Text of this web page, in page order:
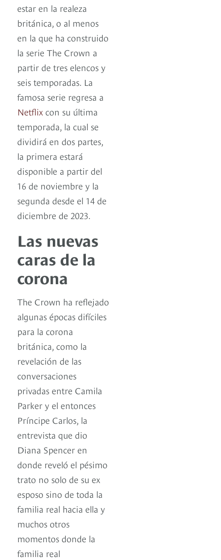
estar en la realeza
británica, o al menos
en la que ha construido
la serie The Crown a
partir de tres elencos y
seis temporadas. La
famosa serie regresa a
Netflix con su última
temporada, la cual se
dividirá en dos partes,
la primera estará
disponible a partir del
16 de noviembre y la
segunda desde el 14 de
diciembre de 2023.
Las nuevas
caras de la
corona
The Crown ha reflejado
algunas épocas difíciles
para la corona
británica, como la
revelación de las
conversaciones
privadas entre Camila
Parker y el entonces
Príncipe Carlos, la
entrevista que dio
Diana Spencer en
donde reveló el pésimo
trato no solo de su ex
esposo sino de toda la
familia real hacia ella y
muchos otros
momentos donde la
familia real